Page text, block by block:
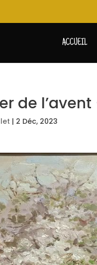
ACCUEIL
de
| 2 Déc, 2023